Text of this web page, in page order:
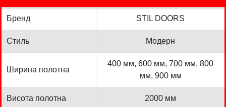
Бренд STIL DOORS
Стиль Модерн
Ширина полотна
400 мм, 600 мм, 700 мм, 800
мм, 900 мм
Висота полотна 2000 мм